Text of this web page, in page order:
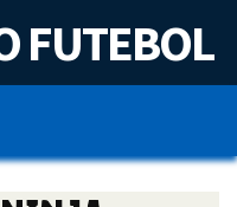
FUTEBOL